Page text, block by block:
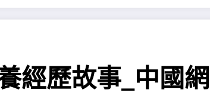
經歷故事_中國網